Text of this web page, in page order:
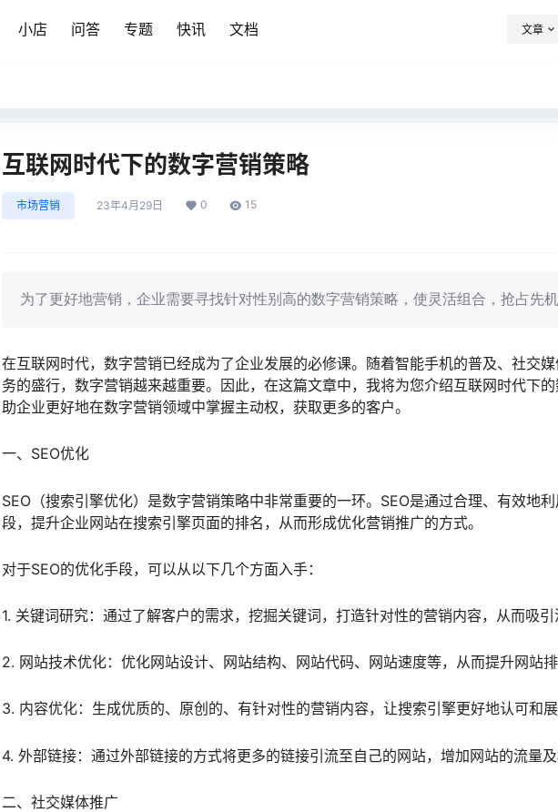
小店 问答 专题 快讯 文档 文章
互联网时代下的数字营销策略
市场营销 23年4月29日 0 15
为了更好地营销，企业需要寻找针对性别高的数字营销策略，使灵活组合，抢占先机
在互联网时代，数字营销已经成为了企业发展的必修课。随着智能手机的普及、社交
务的盛行，数字营销越来越重要。因此，在这篇文章中，我将为您介绍互联网时代下
助企业更好地在数字营销领域中掌握主动权，获取更多的客户。
一、SEO优化
SEO（搜索引擎优化）是数字营销策略中非常重要的一环。SEO是通过合理、有效地
段，提升企业网站在搜索引擎页面的排名，从而形成优化营销推广的方式。
对于SEO的优化手段，可以从以下几个方面入手：
1. 关键词研究：通过了解客户的需求，挖掘关键词，打造针对性的营销内容，从而吸引
2. 网站技术优化：优化网站设计、网站结构、网站代码、网站速度等，从而提升网站排
3. 内容优化：生成优质的、原创的、有针对性的营销内容，让搜索引擎更好地认可和展
4. 外部链接：通过外部链接的方式将更多的链接引流至自己的网站，增加网站的流量及
二、社交媒体推广